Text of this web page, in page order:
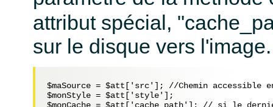
attribut spécial,
sur le disque vers l'image.
$maSource = $att['src']; //Chemin accessible
$monStyle = $att['style'];